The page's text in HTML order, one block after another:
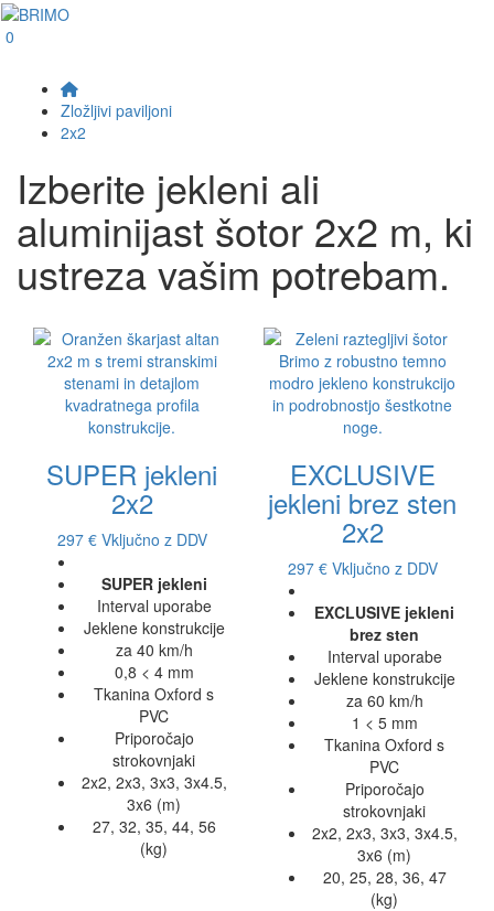
0
Zložljivi paviljoni
2x2
Izberite jekleni ali
aluminijast šotor 2x2 m, ki
ustreza vašim potrebam.
SUPER jekleni
2x2
297 € Vključno z DDV
SUPER jekleni
Interval uporabe
Jeklene konstrukcije
za 40 km/h
0,8 < 4 mm
Tkanina Oxford s
PVC
Priporočajo
strokovnjaki
2x2, 2x3, 3x3, 3x4.5,
3x6 (m)
27, 32, 35, 44, 56
(kg)
EXCLUSIVE
jekleni brez sten
2x2
297 € Vključno z DDV
EXCLUSIVE jekleni
brez sten
Interval uporabe
Jeklene konstrukcije
za 60 km/h
1 < 5 mm
Tkanina Oxford s
PVC
Priporočajo
strokovnjaki
2x2, 2x3, 3x3, 3x4.5,
3x6 (m)
20, 25, 28, 36, 47
(kg)